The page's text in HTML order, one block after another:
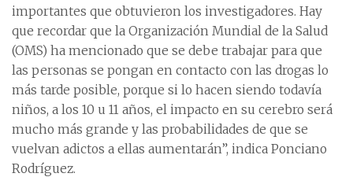
importantes que obtuvieron los investigadores. Hay
que recordar que la Organización Mundial de la Salud
(OMS) ha mencionado que se debe trabajar para que
las personas se pongan en contacto con las drogas lo
más tarde posible, porque si lo hacen siendo todavía
niños, a los 10 u 11 años, el impacto en su cerebro será
mucho más grande y las probabilidades de que se
vuelvan adictos a ellas aumentarán”, indica Ponciano
Rodríguez.